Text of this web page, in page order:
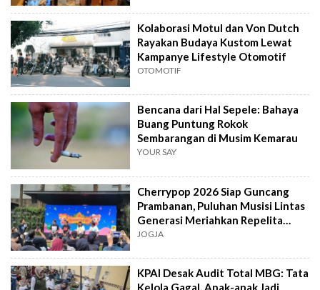
Kolaborasi Motul dan Von Dutch
Rayakan Budaya Kustom Lewat
Kampanye Lifestyle Otomotif
OTOMOTIF
Bencana dari Hal Sepele: Bahaya
Buang Puntung Rokok
Sembarangan di Musim Kemarau
YOUR SAY
Cherrypop 2026 Siap Guncang
Prambanan, Puluhan Musisi Lintas
Generasi Meriahkan Repelita
Musik
JOGJA
KPAI Desak Audit Total MBG: Tata
Kelola Gagal, Anak-anak Jadi